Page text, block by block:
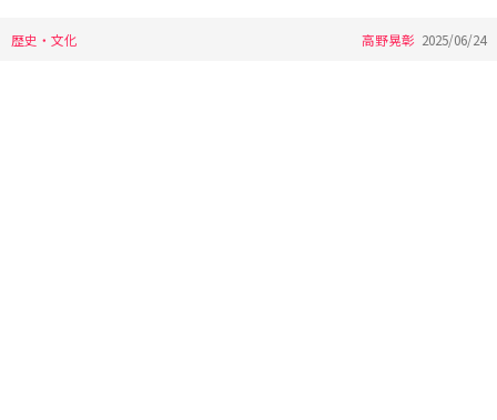
歴史・文化 高野晃彰 2025/06/24